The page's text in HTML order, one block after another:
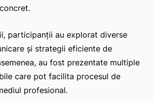
participanții au explorat diverse
și strategii eficiente de
au fost prezentate multiple
care pot facilita procesul de
profesional.